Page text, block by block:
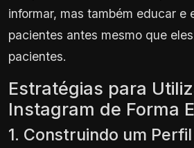
informar, mas também educar e
pacientes antes mesmo que
pacientes.
Estratégias para
Instagram de Forma
1. Construindo um